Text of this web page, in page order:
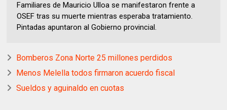
Familiares de Mauricio Ulloa se manifestaron frente a
OSEF tras su muerte mientras esperaba tratamiento.
Pintadas apuntaron al Gobierno provincial.
Bomberos Zona Norte 25 millones perdidos
Menos Melella todos firmaron acuerdo fiscal
Sueldos y aguinaldo en cuotas